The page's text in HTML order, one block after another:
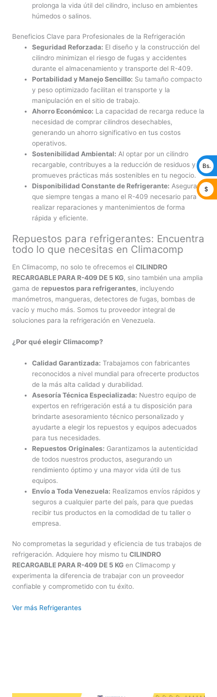
prolonga la vida útil del cilindro, incluso en ambientes
húmedos o salinos.
Beneficios Clave para Profesionales de la Refrigeración
Seguridad Reforzada: El diseño y la construcción del
cilindro minimizan el riesgo de fugas y accidentes
durante el almacenamiento y transporte del R-409.
Portabilidad y Manejo Sencillo: Su tamaño compacto
y peso optimizado facilitan el transporte y la
manipulación en el sitio de trabajo.
Ahorro Económico: La capacidad de recarga reduce la
necesidad de comprar cilindros desechables,
generando un ahorro significativo en tus costos
operativos.
Sostenibilidad Ambiental: Al optar por un cilindro
recargable, contribuyes a la reducción de residuos y
promueves prácticas más sostenibles en tu negocio.
Disponibilidad Constante de Refrigerante: Asegura
que siempre tengas a mano el R-409 necesario para
realizar reparaciones y mantenimientos de forma
rápida y eficiente.
Repuestos para refrigerantes: Encuentra
todo lo que necesitas en Climacomp
En Climacomp, no solo te ofrecemos el CILINDRO
RECARGABLE PARA R-409 DE 5 KG, sino también una amplia
gama de repuestos para refrigerantes, incluyendo
manómetros, mangueras, detectores de fugas, bombas de
vacío y mucho más. Somos tu proveedor integral de
soluciones para la refrigeración en Venezuela.
¿Por qué elegir Climacomp?
Calidad Garantizada: Trabajamos con fabricantes
reconocidos a nivel mundial para ofrecerte productos
de la más alta calidad y durabilidad.
Asesoría Técnica Especializada: Nuestro equipo de
expertos en refrigeración está a tu disposición para
brindarte asesoramiento técnico personalizado y
ayudarte a elegir los repuestos y equipos adecuados
para tus necesidades.
Repuestos Originales: Garantizamos la autenticidad
de todos nuestros productos, asegurando un
rendimiento óptimo y una mayor vida útil de tus
equipos.
Envío a Toda Venezuela: Realizamos envíos rápidos y
seguros a cualquier parte del país, para que puedas
recibir tus productos en la comodidad de tu taller o
empresa.
No comprometas la seguridad y eficiencia de tus trabajos de
refrigeración. Adquiere hoy mismo tu CILINDRO
RECARGABLE PARA R-409 DE 5 KG en Climacomp y
experimenta la diferencia de trabajar con un proveedor
confiable y comprometido con tu éxito.
Ver más Refrigerantes
Bs.
$